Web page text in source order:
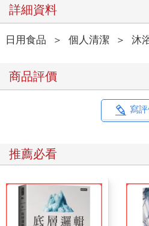
詳細資料
日用食品 ＞ 個人清潔 ＞ 沐
商品評價
寫
推薦必看